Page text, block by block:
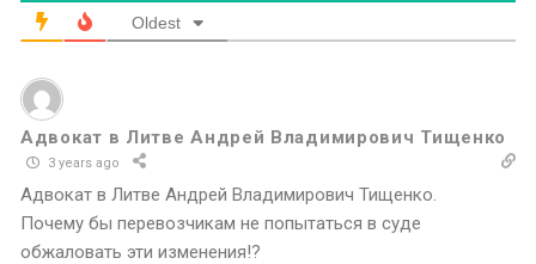
Oldest
Адвокат в Литве Андрей Владимирович Тищенко
3 years ago
Адвокат в Литве Андрей Владимирович Тищенко.
Почему бы перевозчикам не попытаться в суде
обжаловать эти изменения!?